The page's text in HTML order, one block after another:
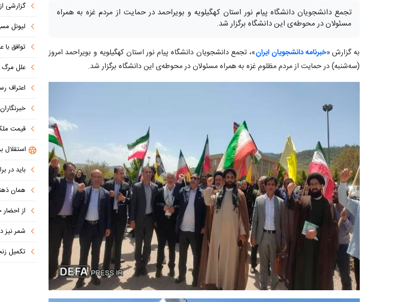
تجمع دانشجویان دانشگاه پیام نور استان کهگیلویه و بویراحمد در حمایت از مردم غزه به همراه
مسئولان در محوطه‌ی این دانشگاه برگزار شد.
به گزارش «خبرنامه دانشجویان ایران»، تجمع دانشجویان دانشگاه پیام نور استان کهگیلویه و بویراحمد امروز
(سه‌شنبه) در حمایت از مردم مظلوم غزه به همراه مسئولان در محوطه‌ی این دانشگاه برگزار شد.
گزارشی
لیونل
توافق
علل مرگ
اعتراف
قیمت
استقلال
باید در
همان ذهنیت
از احضار
شمر نیز
تکمیل